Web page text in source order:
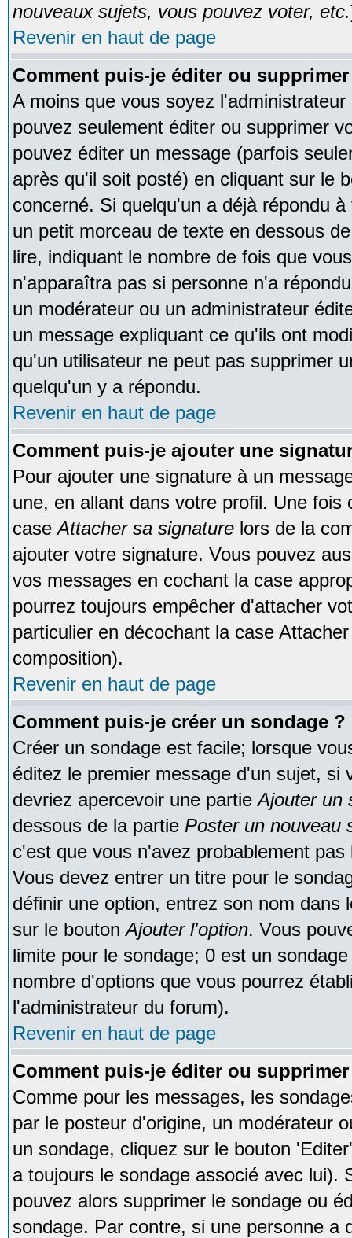
nouveaux sujets, vous pouvez voter, etc.
Revenir en haut de page
Comment puis-je éditer ou
A moins que vous soyez
pouvez seulement éditer ou supprimer
pouvez éditer un message (parfois
après qu'il soit posté) en cliquant sur le
concerné. Si quelqu'un a déjà répondu
un petit morceau de texte en dessous
lire, indiquant le nombre de fois que
n'apparaîtra pas si personne n'a
un modérateur ou un administrateur
un message expliquant ce qu'ils ont
qu'un utilisateur ne peut pas supprimer
quelqu'un y a répondu.
Revenir en haut de page
Comment puis-je ajouter une
Pour ajouter une signature à un
une, en allant dans votre profil. Une fois
caseAttacher sa signature lors de la
ajouter votre signature. Vous pouvez
vos messages en cochant la case
pourrez toujours empêcher d'attacher
particulier en décochant la case
composition).
Revenir en haut de page
Comment puis-je créer un sondage ?
Créer un sondage est facile; lorsque
éditez le premier message d'un sujet, si
devriez apercevoir une partieAjouter un
dessous de la partie Poster un nouveau
c'est que vous n'avez probablement
Vous devez entrer un titre pour le
définir une option, entrez son nom dans
sur le boutonAjouter l'option. Vous
limite pour le sondage; 0 est un
nombre d'options que vous pourrez
l'administrateur du forum).
Revenir en haut de page
Comment puis-je éditer ou
Comme pour les messages, les
par le posteur d'origine, un modérateur
un sondage, cliquez sur le bouton
a toujours le sondage associé avec lui).
pouvez alors supprimer le sondage ou
sondage. Par contre, si une personne a